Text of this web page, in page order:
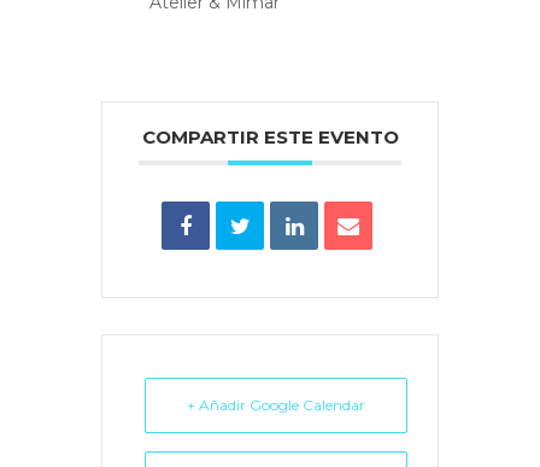
COMPARTIR ESTE EVENTO
+ Añadir Google Calendar